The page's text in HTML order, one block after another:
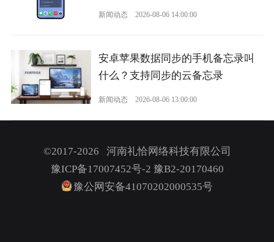
新闻动态 2026-08-06 14:00:00
安卓苹果数据同步的手机备忘录叫
什么？支持同步的云备忘录
新闻动态 2026-08-06 13:00:00
©2017-2026 河南礼恰网络科技有限公司
豫ICP备17007452号-2 豫B2-20170460
豫公网安备41070202000535号